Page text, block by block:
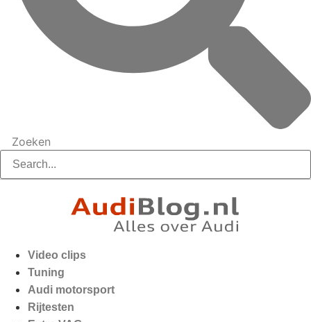
Zoeken
Video clips
Tuning
Audi motorsport
Rijtesten